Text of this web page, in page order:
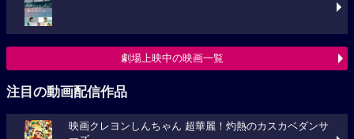
劇場上映中の映画一覧
注目の動画配信作品
映画クレヨンしんちゃん 超華麗！灼熱のカスカベダンサ